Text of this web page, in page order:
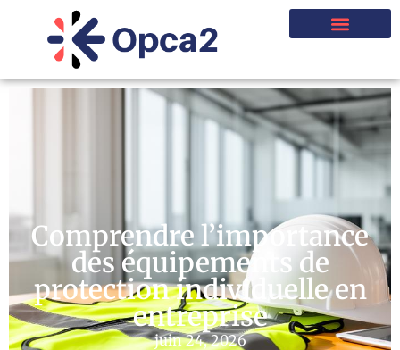
Comprendre l’importance
des équipements de
protection individuelle en
entreprise
juin 24, 2026